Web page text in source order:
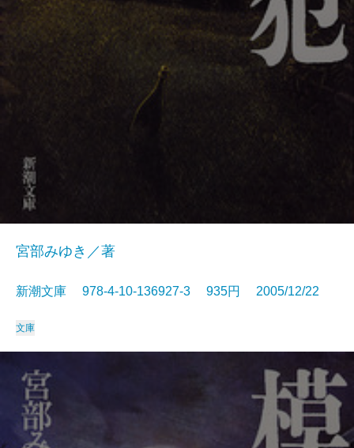
宮部みゆき／著
新潮文庫 978-4-10-136927-3 935円 2005/12/22
文庫